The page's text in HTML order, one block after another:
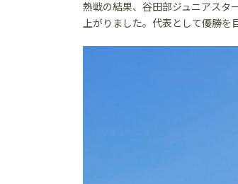
熱戦の結果、谷田部ジュニアスタ
上がりました。代表として優勝を